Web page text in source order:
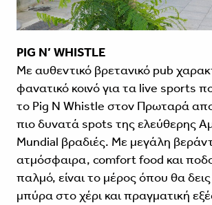
PIG N’ WHISTLE
Με αυθεντικό βρετανικό pub
φανατικό κοινό για τα live sports
το Pig N Whistle στον Πρωταρά
πιο δυνατά spots της ελεύθερης
Mundial βραδιές. Με μεγάλη
ατμόσφαιρα, comfort food και
παλμό, είναι το μέρος όπου θα
μπύρα στο χέρι και πραγματική